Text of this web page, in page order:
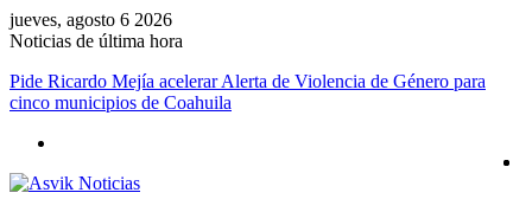
jueves, agosto 6 2026
Noticias de última hora
Pide Ricardo Mejía acelerar Alerta de Violencia de Género para
cinco municipios de Coahuila